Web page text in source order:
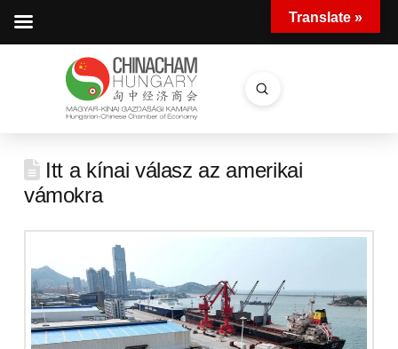
Search
Submit
Itt a kínai válasz az amerikai
vámokra
Translate »